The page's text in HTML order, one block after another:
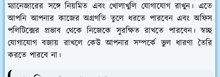
ম্যানেজারের সঙ্গে নিয়মিত এবং খোলাখুলি যোগাযোগ রাখুন। এতে
আপনি আপনার কাজের অগ্রগতি তুলে ধরতে পারবেন এবং অফিস
পলিটিক্সের প্রভাব থেকে নিজেকে সুরক্ষিত রাখতে পারবেন। স্বচ্ছ
যোগাযোগ বজায় রাখলে কেউ আপনার সম্পর্কে ভুল ধারণা তৈরি
করতে পারবে না।